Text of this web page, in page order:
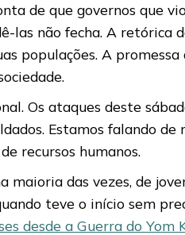
de que governos que
las não fecha. A retórica
populações. A
Os ataques deste
Estamos falando de
recursos humanos.
maioria das vezes, de
teve o início sem
desde a Guerra do Yom